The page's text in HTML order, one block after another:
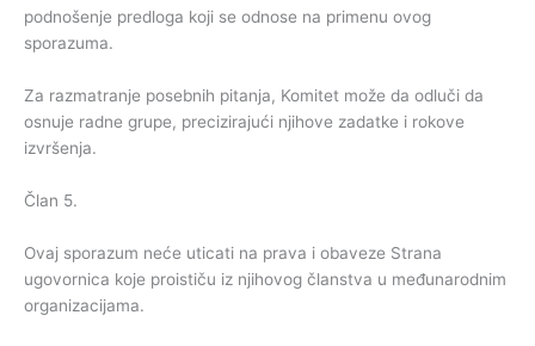
podnošenje predloga koji se odnose na primenu ovog
sporazuma.
Za razmatranje posebnih pitanja, Komitet može da odluči da
osnuje radne grupe, precizirajući njihove zadatke i rokove
izvršenja.
Član 5.
Ovaj sporazum neće uticati na prava i obaveze Strana
ugovornica koje proističu iz njihovog članstva u međunarodnim
organizacijama.